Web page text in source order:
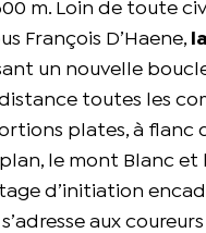
m. Loin de toute
François D’Haene,
un nouvelle
toutes les
plates, à flanc
le mont Blanc et
d’initiation
aux